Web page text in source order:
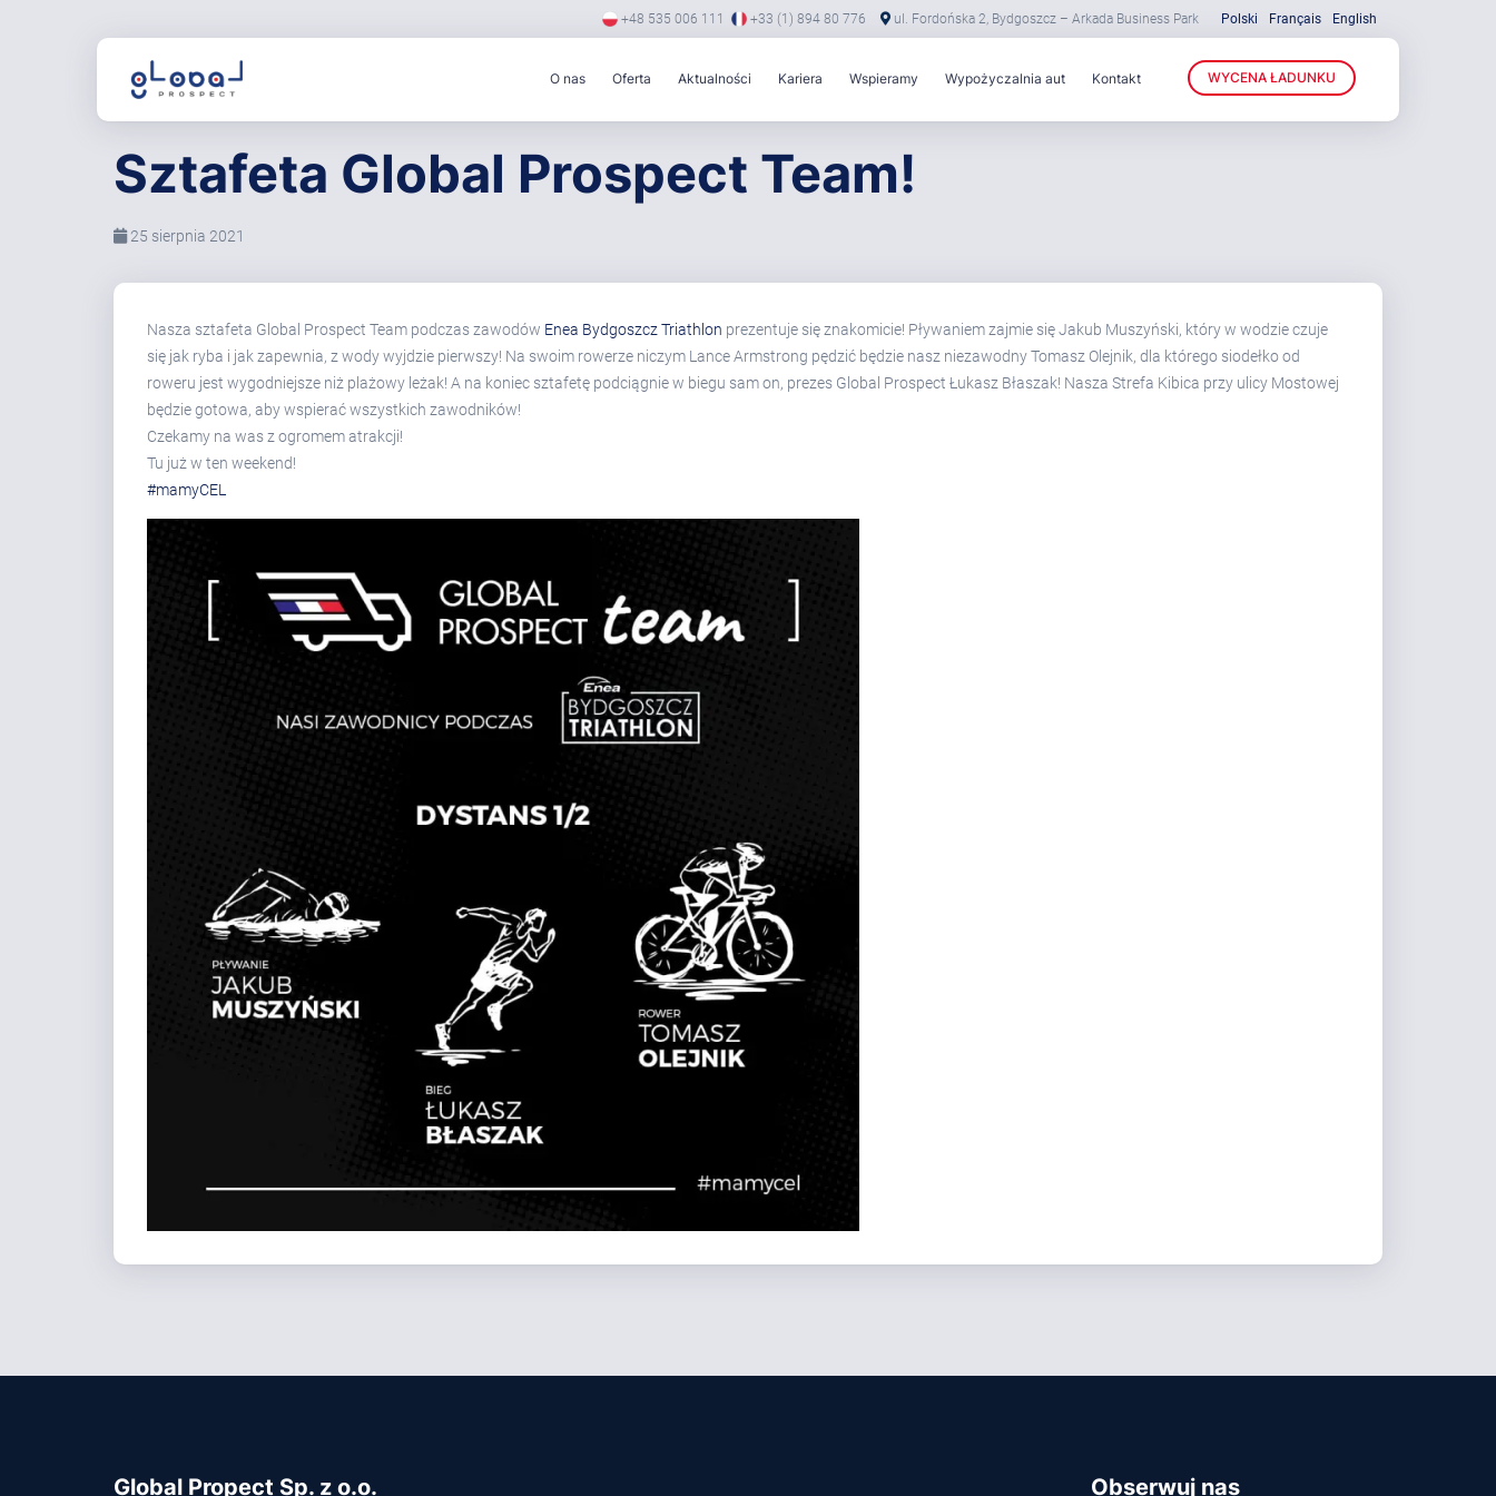
+48 535 006 111 +33 (1) 894 80 776 ul. Fordońska 2, Bydgoszcz – Arkada Business Park Polski Français English
O nas Oferta Aktualności Kariera Wspieramy Wypożyczalnia aut Kontakt WYCENA ŁADUNKU
Sztafeta Global Prospect Team!
25 sierpnia 2021
Nasza sztafeta Global Prospect Team podczas zawodów Enea Bydgoszcz Triathlon prezentuje się znakomicie! Pływaniem zajmie się Jakub Muszyński, który w wodzie czuje
się jak ryba i jak zapewnia, z wody wyjdzie pierwszy! Na swoim rowerze niczym Lance Armstrong pędzić będzie nasz niezawodny Tomasz Olejnik, dla którego siodełko od
roweru jest wygodniejsze niż plażowy leżak! A na koniec sztafetę podciągnie w biegu sam on, prezes Global Prospect Łukasz Błaszak! Nasza Strefa Kibica przy ulicy Mostowej
będzie gotowa, aby wspierać wszystkich zawodników!
Czekamy na was z ogromem atrakcji!
Tu już w ten weekend!
#mamyCEL
Global Propect Sp. z o.o. Obserwuj nas